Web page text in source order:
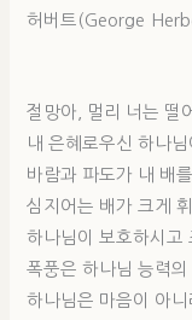
허버트(George
절망아, 멀리 너는 떨
내 은혜로우신 하나님
바람과 파도가 내 배
심지어는 배가 크게
하나님이 보호하시고
폭풍은 하나님 능력의
하나님은 마음이 아니